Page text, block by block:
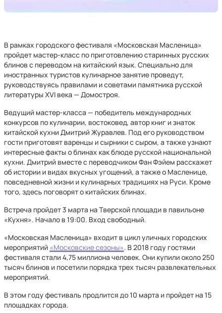
В рамках городского фестиваля «Московская Масленица»
пройдет мастер-класс по приготовлению старинных русских
блинов с переводом на китайский язык. Специально для
иностранных туристов кулинарное занятие проведут,
руководствуясь правилами и советами памятника русской
литературы XVI века — Домостроя.
Ведущий мастер-класса — победитель международных
конкурсов по кулинарии, востоковед, автор книг и знаток
китайской кухни Дмитрий Журавлев. Под его руководством
гости приготовят варенцы и сырники с сыром, а также узнают
интересные факты о блинах как блюде русской национальной
кухни. Дмитрий вместе с переводчиком Фан Фэйем расскажет
об истории и видах вкусных угощений, а также о Масленице,
повседневной жизни и кулинарных традициях на Руси. Кроме
того, здесь поговорят о китайских блинах.
Встреча пройдет 3 марта на Тверской площади в павильоне
«Кухня». Начало в 19:00. Вход свободный.
«Московская Масленица» входит в цикл уличных городских
мероприятий «Московские сезоны». В 2018 году гостями
фестиваля стали 4,75 миллиона человек. Они купили около 250
тысяч блинов и посетили порядка трех тысяч развлекательных
мероприятий.
В этом году фестиваль продлится до 10 марта и пройдет на 15
площадках города.